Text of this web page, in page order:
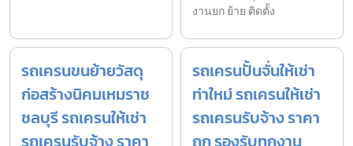
งานยก ย้าย ติดตั้ง
รถเครนขนย้ายวัสดุ
ก่อสร้างนิคมเหมราช
ชลบุรี รถเครนให้เช่า
รถเครนรับจ้าง ราคา
รถเครนปั้นจั่นให้เช่า
ท่าใหม่ รถเครนให้เช่า
รถเครนรับจ้าง ราคา
ถูก รองรับทุกงาน